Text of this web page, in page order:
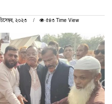
২০২৩ ৫৪৩ Time View